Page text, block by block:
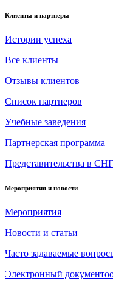
Клиенты и партнеры
Истории успеха
Все клиенты
Отзывы клиентов
Список партнеров
Учебные заведения
Партнерская программа
Представительства в СНГ
Мероприятия и новости
Мероприятия
Новости и статьи
Часто задаваемые
Электронный